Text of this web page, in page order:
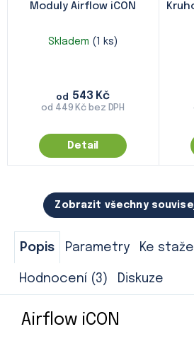
Moduly Airflow iCON
Skladem (1 ks)
od 449 Kč bez DPH
od 543 Kč
Detail
Zobrazit všechny
Popis Parametry Ke
Hodnocení (3) Diskuze
Airflow iCON